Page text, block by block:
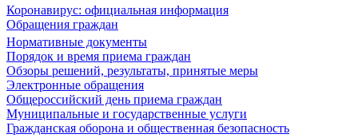
Коронавирус: официальная информация
Обращения граждан
Нормативные документы
Порядок и время приема граждан
Обзоры решений, результаты, принятые меры
Электронные обращения
Общероссийский день приема граждан
Муниципальные и государственные услуги
Гражданская оборона и общественная безопасность